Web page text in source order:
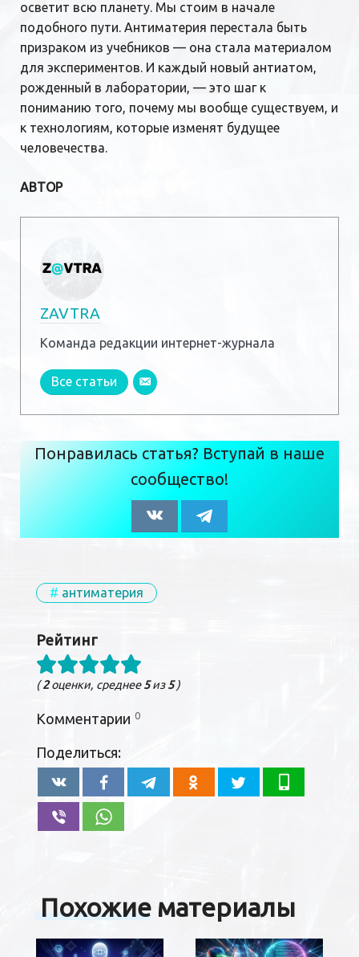
осветит всю планету. Мы стоим в начале
подобного пути. Антиматерия перестала быть
призраком из учебников — она стала материалом
для экспериментов. И каждый новый антиатом,
рожденный в лаборатории, — это шаг к
пониманию того, почему мы вообще существуем, и
к технологиям, которые изменят будущее
человечества.
АВТОР
ZAVTRA
Команда редакции интернет-журнала
Все статьи
Понравилась статья? Вступай в наше
сообщество!
антиматерия
Рейтинг
(2оценки, среднее5из5)
Комментарии 0
Поделиться:
Похожие материалы